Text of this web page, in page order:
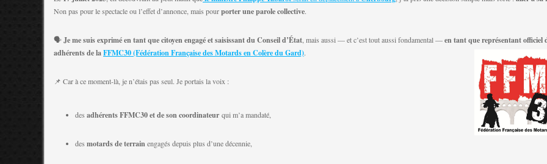
Non pas pour le spectacle ou l’effet d’annonce, mais pourporter une parole collective.
🗣️Je me suis exprimé en tant que citoyen engagé et saisissant du Conseil d’État , mais aussi — et c’est tout aussi fondamental —en tant que représentant officiel
adhérents de laFFMC30 (Fédération Française des Motards en Colère du Gard).
📌 Car à ce moment-là, je n’étais pas seul. Je portais la voix :
des adhérents FFMC30 et de son coordinateur qui m’a mandaté,
des motards de terrainengagés depuis plus d’une décennie,